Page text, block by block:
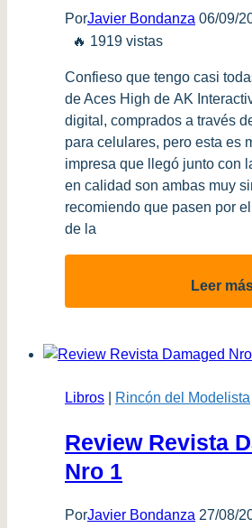
PorJavier Bondanza 06/09/
🔥 1919 vistas
Confieso que tengo casi
de Aces High de AK
digital, comprados a través
para celulares, pero esta es
impresa que llegó junto con
en calidad son ambas muy
recomiendo que pasen por
de la
Leer
Libros
Rincón del Modelista
Review Revista
Nro 1
PorJavier Bondanza 27/08/